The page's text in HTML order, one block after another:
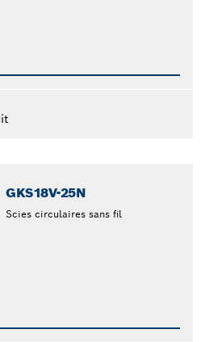
GKS18V-25N
Scies circulaires sans fil